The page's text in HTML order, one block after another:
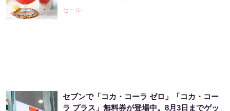
PR（合同会社デジタルファーム ）
宝くじ当たる人は“たまたま”じゃない?!
セール
セブンで「コカ・コーラ ゼロ」「コカ・コー
ラ プラス」無料券が登場中。8月3日までゲッ